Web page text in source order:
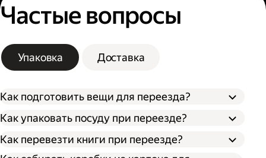
Частые вопросы
Упаковка Доставка
Как подготовить вещи для переезда?
Сначала упакуйте предметы интерьера,
обувь и одежду, которые не понадобятся в
Как упаковать посуду при переезде?
Застелите дно коробки поролоном,
синтепоном или другим мягким
Как перевезти книги при переезде?